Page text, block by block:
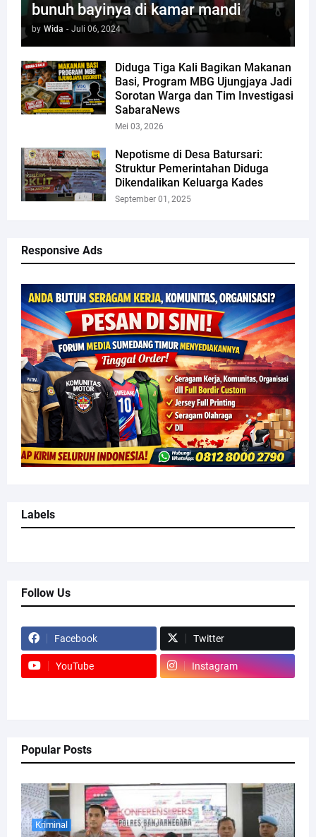
bunuh bayinya di kamar mandi
by Wida - Juli 06, 2024
Diduga Tiga Kali Bagikan Makanan
Basi, Program MBG Ujungjaya Jadi
Sorotan Warga dan Tim Investigasi
SabaraNews
Mei 03, 2026
Nepotisme di Desa Batursari:
Struktur Pemerintahan Diduga
Dikendalikan Keluarga Kades
September 01, 2025
Responsive Ads
Labels
Follow Us
Facebook Twitter
YouTube Instagram
Popular Posts
Kriminal